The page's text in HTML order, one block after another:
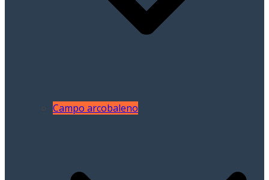
Campo arcobaleno